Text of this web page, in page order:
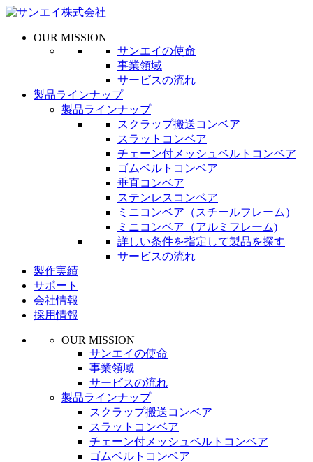
OUR MISSION
サンエイの使命
事業領域
サービスの流れ
製品ラインナップ
製品ラインナップ
スクラップ搬送コンベア
スラットコンベア
チェーン付メッシュベルトコンベア
ゴムベルトコンベア
垂直コンベア
ステンレスコンベア
ミニコンベア（スチールフレーム）
ミニコンベア（アルミフレーム)
詳しい条件を指定して製品を探す
サービスの流れ
製作実績
サポート
会社情報
採用情報
OUR MISSION
サンエイの使命
事業領域
サービスの流れ
製品ラインナップ
スクラップ搬送コンベア
スラットコンベア
チェーン付メッシュベルトコンベア
ゴムベルトコンベア